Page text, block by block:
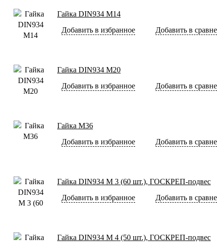
Гайка DIN934 М14
Добавить в избранное
Добавить в
Гайка DIN934 М20
Добавить в избранное
Добавить в
Гайка М36
Добавить в избранное
Добавить в
Гайка DIN934 М 3 (60 шт.), ГОСКРЕП-подвес
Добавить в избранное
Добавить в
Гайка DIN934 М 4 (50 шт.), ГОСКРЕП-подвес